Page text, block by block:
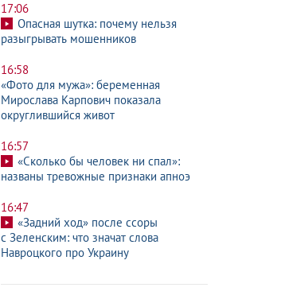
17:06
Опасная шутка: почему нельзя
разыгрывать мошенников
16:58
«Фото для мужа»: беременная
Мирослава Карпович показала
округлившийся живот
16:57
«Сколько бы человек ни спал»:
названы тревожные признаки апноэ
16:47
«Задний ход» после ссоры
с Зеленским: что значат слова
Навроцкого про Украину